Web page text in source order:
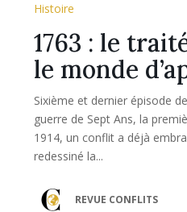
Histoire
1763 : le
le monde
Sixième et dernier épisode
guerre de Sept Ans, la
1914, un conflit a déjà
redessiné la...
REVUE CONFLITS